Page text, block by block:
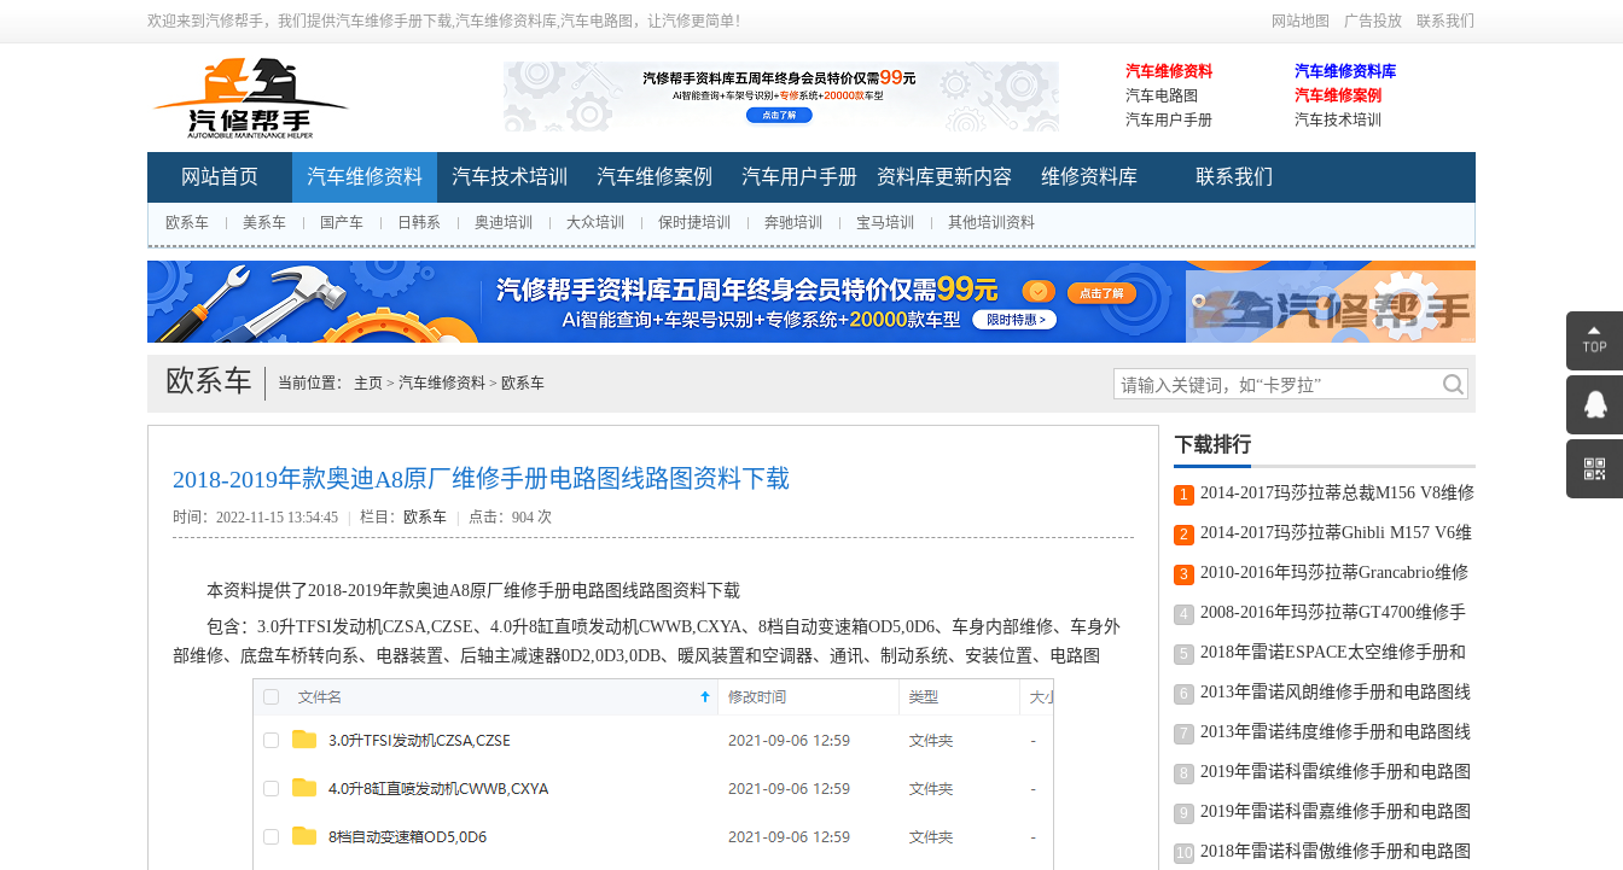
欢迎来到汽修帮手，我们提供汽车维修手册下载,汽车维修资料库,汽车电路图，让汽修更简单！ 网站地图 广告投放 联系我们
汽车维修资料
汽车维修资料库
汽车电路图
汽车维修案例
汽车用户手册
汽车技术培训
网站首页 汽车维修资料 汽车技术培训 汽车维修案例 汽车用户手册 资料库更新内容 维修资料库 联系我们
欧系车 美系车 国产车 日韩系 奥迪培训 大众培训 保时捷培训 奔驰培训 宝马培训 其他培训资料
欧系车 当前位置： 主页 > 汽车维修资料 > 欧系车
2018-2019年款奥迪A8原厂维修手册电路图线路图资料下载
时间：2022-11-15 13:54:45 栏目： 欧系车 点击： 904 次
本资料提供了2018-2019年款奥迪A8原厂维修手册电路图线路图资料下载
包含：3.0升TFSI发动机CZSA,CZSE、4.0升8缸直喷发动机CWWB,CXYA、8档自动变速箱OD5,0D6、车身内部维修、车身外
部维修、底盘车桥转向系、电器装置、后轴主减速器0D2,0D3,0DB、暖风装置和空调器、通讯、制动系统、安装位置、电路图
下载排行
1
2014-2017玛莎拉蒂总裁M156 V8维修
手册和电路图线路图修车资源下载
2
2014-2017玛莎拉蒂Ghibli M157 V6维
修手册和电路图线路图修车资源下载
3
2010-2016年玛莎拉蒂Grancabrio维修
手册和电路图线路图修车资源下载
4
2008-2016年玛莎拉蒂GT4700维修手
册和电路图线路图修车资源下载
5
2018年雷诺ESPACE太空维修手册和
电路图线路图修车资源下载
6
2013年雷诺风朗维修手册和电路图线
路图修车资源下载
7
2013年雷诺纬度维修手册和电路图线
路图修车资源下载
8
2019年雷诺科雷缤维修手册和电路图
线路图修车资源下载
9
2019年雷诺科雷嘉维修手册和电路图
线路图修车资源下载
10 2018年雷诺科雷傲维修手册和电路图